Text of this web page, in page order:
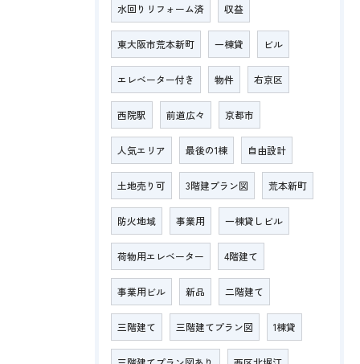
水回りリフォーム済 収益
東大阪市荒本新町 一棟貸 ビル
エレベーター付き 物件 右京区
西院駅 前道広々 京都市
人気エリア 最後の1棟 自由設計
土地売り可 3階建プラン図 荒本新町
防火地域 事業用 一棟貸しビル
荷物用エレベーター 4階建て
事業用ビル 新品 二階建て
三階建て 三階建てプラン図 1棟貸